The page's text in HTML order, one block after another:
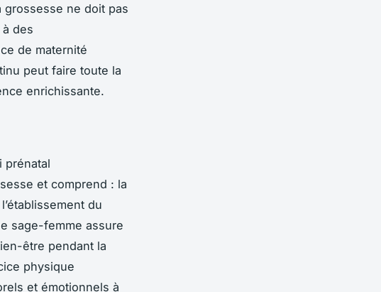
grossesse ne doit pas
des
de maternité
peut faire toute la
enrichissante.
prénatal
et comprend : la
du
sage-femme assure
être pendant la
physique
et émotionnels à